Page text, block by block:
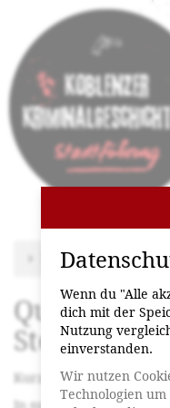
Haupt-
Inhalt
springen
Quickie-
Tour
-
Koblenzer
Zu anderem
Quickie-
Stefan
Kurz. Spannend.
Wenn du "Alle
dich mit der
Nutzung
einverstanden.
Wir nutzen
Technologien